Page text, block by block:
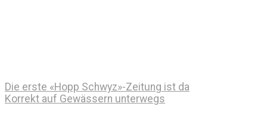
Die erste «Hopp Schwyz»-Zeitung ist da
Korrekt auf Gewässern unterwegs